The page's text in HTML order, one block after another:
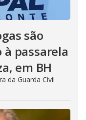
são
passarela
em BH
da Guarda Civil